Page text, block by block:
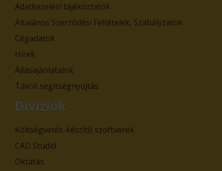
Adatkezelési tájékoztatók
Általános Szerződési Feltételek, Szabályzatok
Cégadatok
Hírek
Állásajánlataink
Távoli segítségnyújtás
Divíziók
Költségvetés-készítő szoftverek
CAD Stúdió
Oktatás